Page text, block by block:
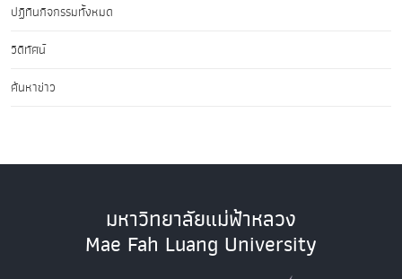
ปฏิทินกิจกรรมทั้งหมด
วิดีทัศน์
ค้นหาข่าว
มหาวิทยาลัยแม่ฟ้าหลวง
Mae Fah Luang University